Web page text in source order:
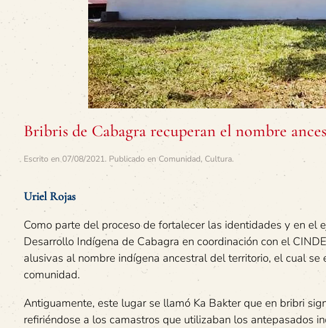
Bribris de Cabagra recuperan el nombre
Escrito en07/08/2021. Publicado en Comunidad, Cultura.
Uriel Rojas
Como parte del proceso de fortalecer las identidades y en el
Desarrollo Indígena de Cabagra en coordinación con el
alusivas al nombre indígena ancestral del territorio, el cual
comunidad.
Antiguamente, este lugar se llamó Ka Bakter que en bribri
refiriéndose a los camastros que utilizaban los antepasados